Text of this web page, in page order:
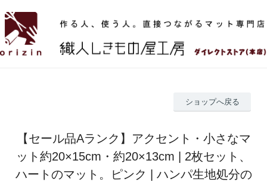
ショップへ戻る
【セール品Aランク】アクセント・小さなマ
ット約20×15cm・約20×13cm | 2枚セット、
ハートのマット。ピンク | ハンパ生地処分の